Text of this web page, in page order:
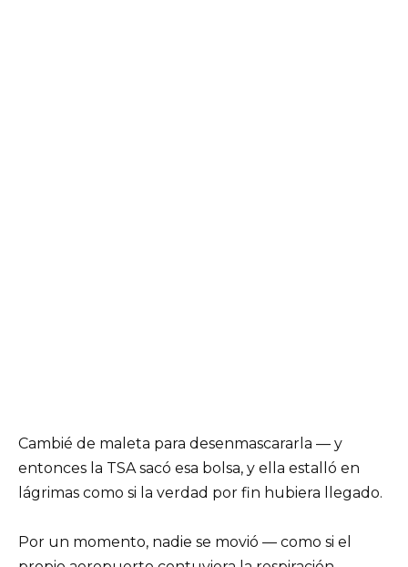
Cambié de maleta para desenmascararla — y
entonces la TSA sacó esa bolsa, y ella estalló en
lágrimas como si la verdad por fin hubiera llegado.
Por un momento, nadie se movió — como si el